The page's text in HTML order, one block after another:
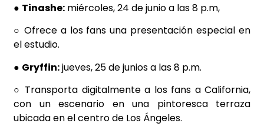
● Tinashe: miércoles, 24 de junio a las 8 p.m,
○ Ofrece a los fans una presentación especial en
el estudio.
● Gryffin:jueves, 25 de junios a las 8 p.m.
○ Transporta digitalmente a los fans a California,
con un escenario en una pintoresca terraza
ubicada en el centro de Los Ángeles.